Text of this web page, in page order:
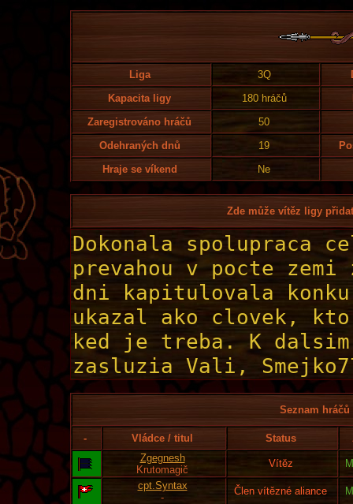
Liga 3Q
Kapacita ligy
180 hráčů
Zaregistrováno hráčů
50
Odehraných dnů
19
Hraje se víkend
Ne
Zde může vítěz ligy
Seznam
- Vládce / titul Status
Zgegnesh
Krutomagič
Vítěz
cpt.Syntax
-
Člen vítězné aliance